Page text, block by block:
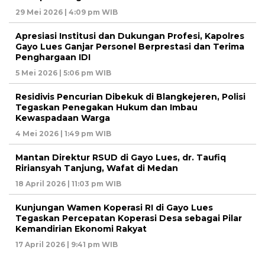
29 Mei 2026 | 4:09 pm WIB
Apresiasi Institusi dan Dukungan Profesi, Kapolres
Gayo Lues Ganjar Personel Berprestasi dan Terima
Penghargaan IDI
5 Mei 2026 | 5:06 pm WIB
Residivis Pencurian Dibekuk di Blangkejeren, Polisi
Tegaskan Penegakan Hukum dan Imbau
Kewaspadaan Warga
4 Mei 2026 | 1:49 pm WIB
Mantan Direktur RSUD di Gayo Lues, dr. Taufiq
Ririansyah Tanjung, Wafat di Medan
18 April 2026 | 11:03 pm WIB
Kunjungan Wamen Koperasi RI di Gayo Lues
Tegaskan Percepatan Koperasi Desa sebagai Pilar
Kemandirian Ekonomi Rakyat
17 April 2026 | 9:41 pm WIB